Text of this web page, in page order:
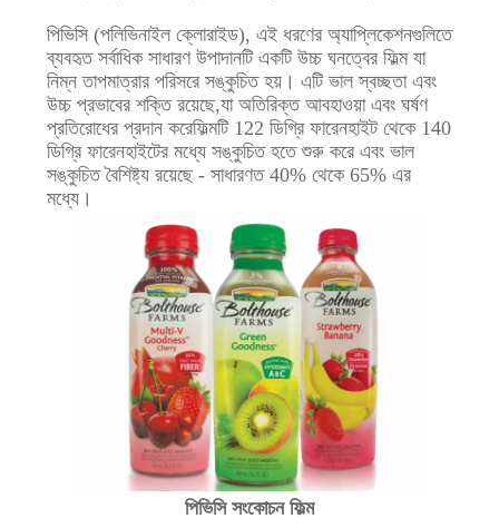
জন্য
আবেদন
সাইট
ম্যাপ
পিভিসি (পলিভিনাইল ক্লোরাইড), এই ধরণের অ্যাপ্লিকেশনগুলিতে
ব্যবহৃত সর্বাধিক সাধারণ উপাদানটি একটি উচ্চ ঘনত্বের ফিল্ম যা
নিম্ন তাপমাত্রার পরিসরে সঙ্কুচিত হয়। এটি ভাল স্বচ্ছতা এবং
উচ্চ প্রভাবের শক্তি রয়েছে,যা অতিরিক্ত আবহাওয়া এবং ঘর্ষণ
প্রতিরোধের প্রদান করেফিল্মটি 122 ডিগ্রি ফারেনহাইট থেকে 140
ডিগ্রি ফারেনহাইটের মধ্যে সঙ্কুচিত হতে শুরু করে এবং ভাল
সঙ্কুচিত বৈশিষ্ট্য রয়েছে - সাধারণত 40% থেকে 65% এর
মধ্যে।
পিভিসি সংকোচন ফিল্ম